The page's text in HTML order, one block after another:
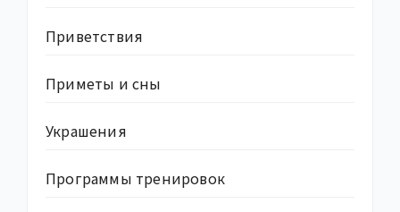
Приветствия
Приметы и сны
Украшения
Программы тренировок